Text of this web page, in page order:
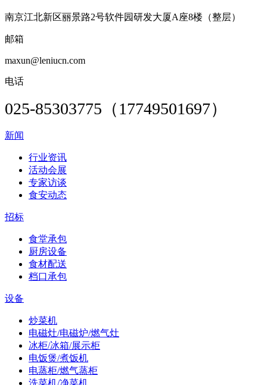
南京江北新区丽景路2号软件园研发大厦A座8楼（整层）
邮箱
maxun@leniucn.com
电话
025-85303775（17749501697）
新闻
行业资讯
活动会展
专家访谈
食安动态
招标
食堂承包
厨房设备
食材配送
档口承包
设备
炒菜机
电磁灶/电磁炉/燃气灶
冰柜/冰箱/展示柜
电饭煲/煮饭机
电蒸柜/燃气蒸柜
洗菜机/净菜机